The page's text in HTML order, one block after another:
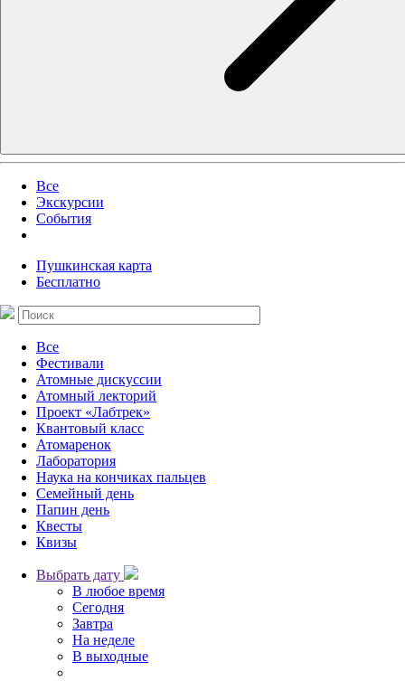
Все
Экскурсии
События
Пушкинская карта
Бесплатно
Все
Фестивали
Атомные дискуссии
Атомный лекторий
Проект «Лабтрек»
Квантовый класс
Атомаренок
Лаборатория
Наука на кончиках пальцев
Семейный день
Папин день
Квесты
Квизы
Выбрать дату
В любое время
Сегодня
Завтра
На неделе
В выходные